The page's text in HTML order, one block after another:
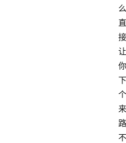
么
直
接
让
你
下
个
来
路
不